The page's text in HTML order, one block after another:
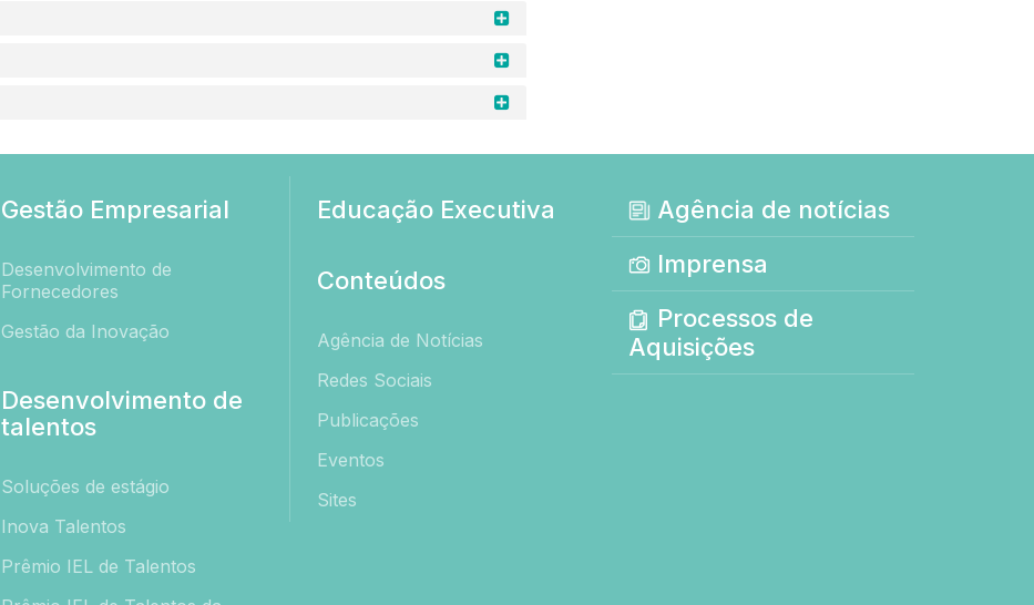
Gestão Empresarial
Desenvolvimento de
Fornecedores
Gestão da Inovação
Desenvolvimento de
talentos
Soluções de estágio
Inova Talentos
Prêmio IEL de Talentos
Educação Executiva
Conteúdos
Agência de Notícias
Redes Sociais
Publicações
Eventos
Sites
Agência de notícias
Imprensa
Processos de
Aquisições